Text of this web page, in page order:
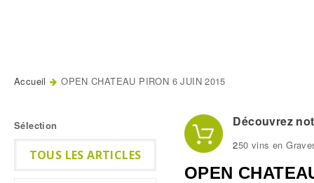
Accueil OPEN CHATEAU PIRON 6 JUIN 2015
Découvrez
250 vins en
OPEN
Sélection
TOUS LES ARTICLES